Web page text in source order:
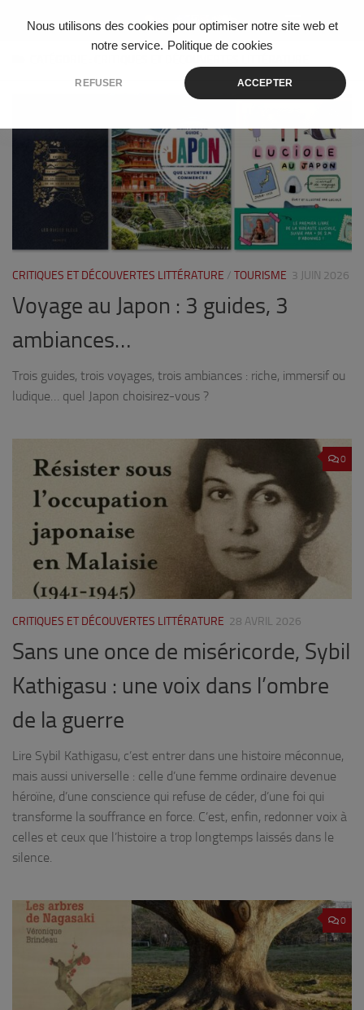
Nous utilisons des cookies pour optimiser notre site web et
notre service. Politique de cookies
REFUSER ACCEPTER
Skip to content
CRITIQUES ET DÉCOUVERTES LITTÉRATURE / TOURISME 3 JUIN 2026
Voyage au Japon : 3 guides, 3
ambiances…
Trois guides, trois voyages, trois ambiances : riche, immersif ou
ludique… quel Japon choisirez-vous ?
0
CRITIQUES ET DÉCOUVERTES LITTÉRATURE 28 AVRIL 2026
Sans une once de miséricorde, Sybil
Kathigasu : une voix dans l’ombre
de la guerre
Lire Sybil Kathigasu, c’est entrer dans une histoire méconnue,
mais aussi universelle : celle d’une femme ordinaire devenue
héroïne, d’une conscience qui refuse de céder, d’une foi qui
transforme la souffrance en force. C’est, enfin, redonner voix à
celles et ceux que l’histoire a trop longtemps laissés dans le
silence.
0